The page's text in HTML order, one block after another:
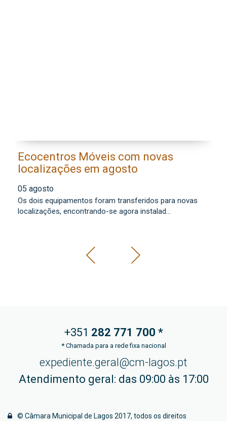
Ecocentros Móveis com novas
localizações em agosto
05 agosto
Os dois equipamentos foram transferidos para novas
localizações, encontrando-se agora instalad...
+351 282 771 700 *
*Chamada para a rede fixa nacional
expediente.geral@cm-lagos.pt
Atendimento geral: das 09:00 às 17:00
© Câmara Municipal de Lagos 2017, todos os direitos